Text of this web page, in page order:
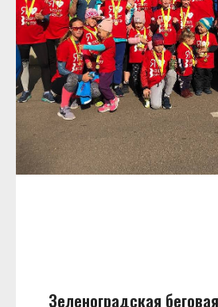
Зеленоградская